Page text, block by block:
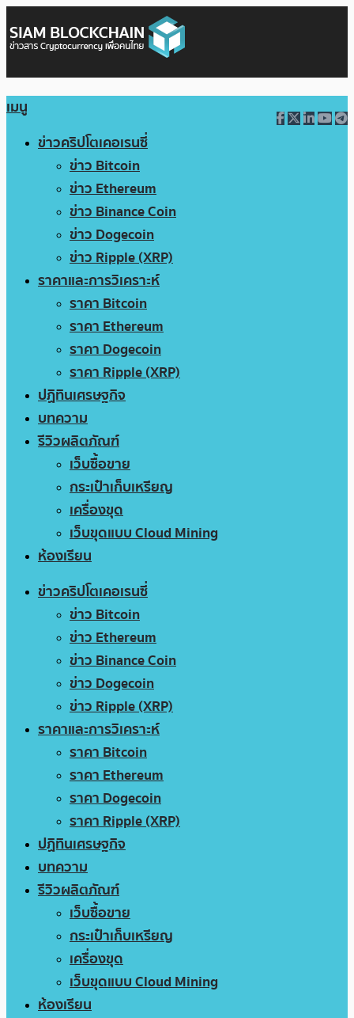
เมนู
ข่าวคริปโตเคอเรนซี่
ข่าว Bitcoin
ข่าว Ethereum
ข่าว Binance Coin
ข่าว Dogecoin
ข่าว Ripple (XRP)
ราคาและการวิเคราะห์
ราคา Bitcoin
ราคา Ethereum
ราคา Dogecoin
ราคา Ripple (XRP)
ปฏิทินเศรษฐกิจ
บทความ
รีวิวผลิตภัณฑ์
เว็บซื้อขาย
กระเป๋าเก็บเหรียญ
เครื่องขุด
เว็บขุดแบบ Cloud Mining
ห้องเรียน
ข่าวคริปโตเคอเรนซี่
ข่าว Bitcoin
ข่าว Ethereum
ข่าว Binance Coin
ข่าว Dogecoin
ข่าว Ripple (XRP)
ราคาและการวิเคราะห์
ราคา Bitcoin
ราคา Ethereum
ราคา Dogecoin
ราคา Ripple (XRP)
ปฏิทินเศรษฐกิจ
บทความ
รีวิวผลิตภัณฑ์
เว็บซื้อขาย
กระเป๋าเก็บเหรียญ
เครื่องขุด
เว็บขุดแบบ Cloud Mining
ห้องเรียน